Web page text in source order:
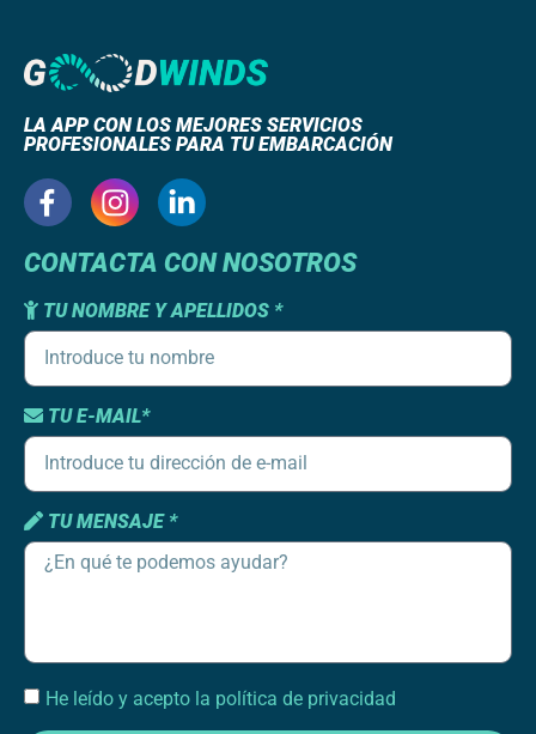
LA APP CON LOS MEJORES SERVICIOS
PROFESIONALES PARA TU EMBARCACIÓN
CONTACTA CON NOSOTROS
TU NOMBRE Y APELLIDOS *
TU E-MAIL*
TU MENSAJE *
He leído y acepto la política de privacidad